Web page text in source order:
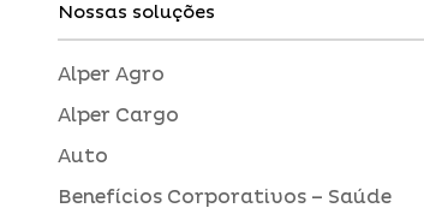
Nossas soluções
Alper Agro
Alper Cargo
Auto
Benefícios Corporativos – Saúde